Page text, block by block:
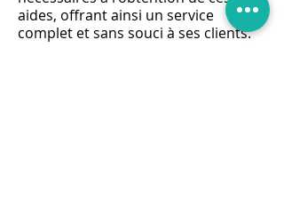
aides, offrant ainsi un service
complet et sans souci à ses clients.